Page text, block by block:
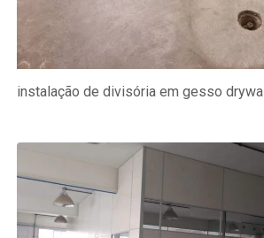
instalação de divisória em gesso drywall